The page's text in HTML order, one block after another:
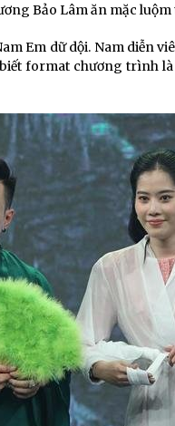
Bảo Lâm ăn mặc luộm
Em dữ dội. Nam diễn
format chương trình